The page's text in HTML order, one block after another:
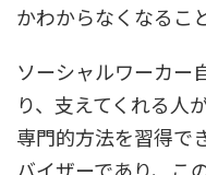
かわからなくなるこ
ソーシャルワーカー
り、支えてくれる人
専門的方法を習得で